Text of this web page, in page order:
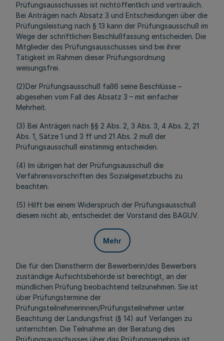
Prüfungsausschusses ist nichtöffentlich und vertraulich.
Bei Anträgen nach Absatz 3 und Entscheidungen über die
Prüfungsleistung nach § 13 kann der Prüfungsausschuß im
Wege der schriftlichen Beschlußfassung entscheiden. Die
Mitglieder des Prüfungsausschusses sind bei ihrer
Tätigkeit im Rahmen dieser Prüfungsordnung
weisungsfrei.
(2)Der Prüfungsausschuß faß6 seine Beschlüsse –
abgesehen vom Fall des Absatz 3 – mit einfacher
Mehrheit.
(3) Bei Anträgen nach §§ 2 Abs. 2, 3 Abs. 3, 4 Abs. 2, 21
Abs. 1, Sätze 1 und 3 ff und 21 Abs. 2 muß der
Prüfungsausschuß einstimmig entscheiden.
(4) Im übrigen hat der Prüfungsausschuß die
Verfahrensvorschriften des Sozialgesetzbuchs zu
beachten.
(5) Hilft bei einem Widerspruch der Prüfungsausschuß
diesem nicht ab, entscheidet der Vorstand des BAGUV.
Mehr
Die für den Dienstherrn der Bewerberin/des Bewerbers
zuständige Aufsichtsbehörde ist berechtigt, an der
mündlichen Prüfung beobachtend teilzunehmen. Sie ist
über Prüfungstermine der
Prüfungsteilnehmerinnen/Prüfungsteilnehmer unter
Beachtung der Landungsfrist (§ 14) auf Verlangen zu
unterrichten. Die Teilnahme an der Beratung des
Prüfungsausschusses über das Prüfungsergebnis ist